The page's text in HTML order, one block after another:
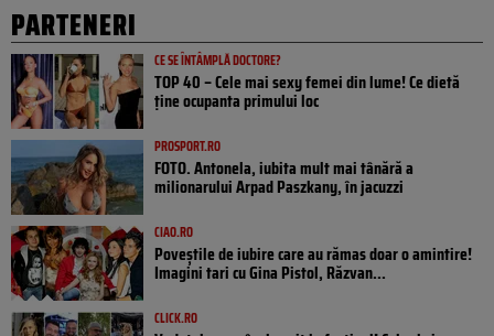
PARTENERI
CE SE ÎNTÂMPLĂ DOCTORE?
TOP 40 – Cele mai sexy femei din lume! Ce dietă
ține ocupanta primului loc
PROSPORT.RO
FOTO. Antonela, iubita mult mai tânără a
milionarului Arpad Paszkany, în jacuzzi
CIAO.RO
Poveştile de iubire care au rămas doar o amintire!
Imagini tari cu Gina Pistol, Răzvan...
CLICK.RO